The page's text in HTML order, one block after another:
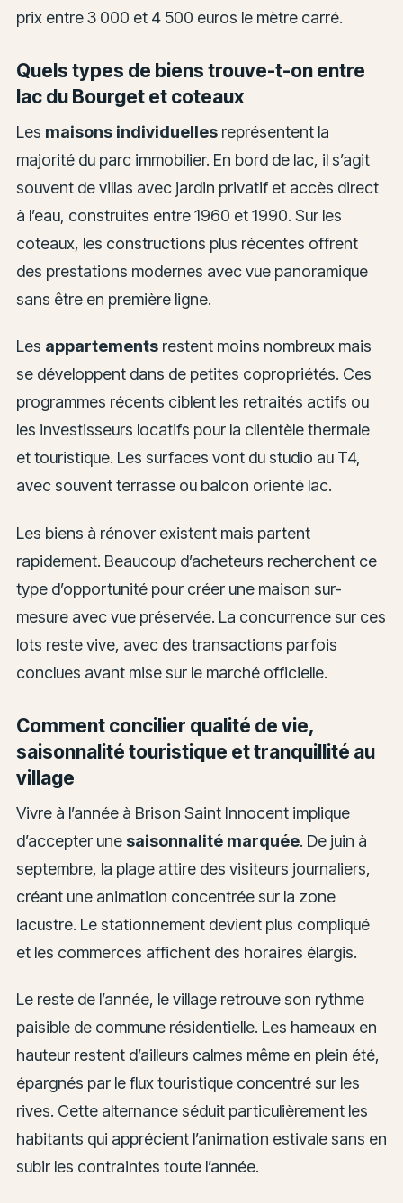
prix entre 3 000 et 4 500 euros le mètre carré.
Quels types de biens trouve-t-on entre
lac du Bourget et coteaux
Les maisons individuellesreprésentent la
majorité du parc immobilier. En bord de lac, il s’agit
souvent de villas avec jardin privatif et accès direct
à l’eau, construites entre 1960 et 1990. Sur les
coteaux, les constructions plus récentes offrent
des prestations modernes avec vue panoramique
sans être en première ligne.
Les appartementsrestent moins nombreux mais
se développent dans de petites copropriétés. Ces
programmes récents ciblent les retraités actifs ou
les investisseurs locatifs pour la clientèle thermale
et touristique. Les surfaces vont du studio au T4,
avec souvent terrasse ou balcon orienté lac.
Les biens à rénover existent mais partent
rapidement. Beaucoup d’acheteurs recherchent ce
type d’opportunité pour créer une maison sur-
mesure avec vue préservée. La concurrence sur ces
lots reste vive, avec des transactions parfois
conclues avant mise sur le marché officielle.
Comment concilier qualité de vie,
saisonnalité touristique et tranquillité au
village
Vivre à l’année à Brison Saint Innocent implique
d’accepter une saisonnalité marquée. De juin à
septembre, la plage attire des visiteurs journaliers,
créant une animation concentrée sur la zone
lacustre. Le stationnement devient plus compliqué
et les commerces affichent des horaires élargis.
Le reste de l’année, le village retrouve son rythme
paisible de commune résidentielle. Les hameaux en
hauteur restent d’ailleurs calmes même en plein été,
épargnés par le flux touristique concentré sur les
rives. Cette alternance séduit particulièrement les
habitants qui apprécient l’animation estivale sans en
subir les contraintes toute l’année.